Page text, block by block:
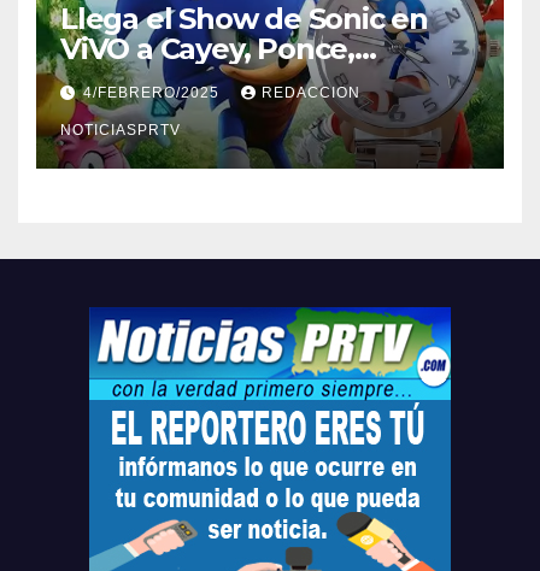
Llega el Show de Sonic en
ViVO a Cayey, Ponce,
Barceloneta y Humacao,
Relojes gratis para el que
compre ahora….
4/FEBRERO/2025 REDACCION
NOTICIASPRTV